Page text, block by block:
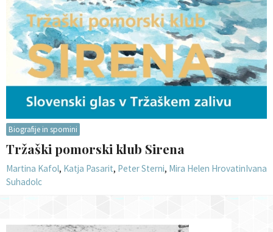
Biografije in spomini
Tržaški pomorski klub Sirena
Martina Kafol, Katja Pasarit, Peter Sterni, Mira Helen HrovatinIvana
Suhadolc